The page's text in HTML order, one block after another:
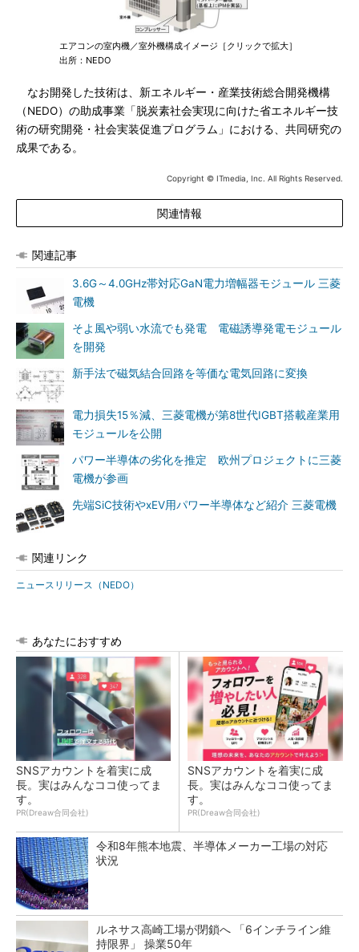
エアコンの室内機／室外機構成イメージ［クリックで拡大］
出所：NEDO
なお開発した技術は、新エネルギー・産業技術総合開発機構
（NEDO）の助成事業「脱炭素社会実現に向けた省エネルギー技
術の研究開発・社会実装促進プログラム」における、共同研究の
成果である。
Copyright © ITmedia, Inc. All Rights Reserved.
関連情報
関連記事
3.6G～4.0GHz帯対応GaN電力増幅器モジュール 三菱
電機
そよ風や弱い水流でも発電 電磁誘導発電モジュール
を開発
新手法で磁気結合回路を等価な電気回路に変換
電力損失15％減、三菱電機が第8世代IGBT搭載産業用
モジュールを公開
パワー半導体の劣化を推定 欧州プロジェクトに三菱
電機が参画
先端SiC技術やxEV用パワー半導体など紹介 三菱電機
関連リンク
ニュースリリース（NEDO）
あなたにおすすめ
SNSアカウントを着実に成
長。実はみんなココ使ってま
す。
PR(Dreaw合同会社)
SNSアカウントを着実に成
長。実はみんなココ使ってま
す。
PR(Dreaw合同会社)
令和8年熊本地震、半導体メーカー工場の対応
状況
ルネサス高崎工場が閉鎖へ 「6インチライン維
持限界」 操業50年